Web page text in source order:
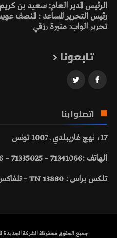
الرئيس المدير العام: سعيد بن كريم
رئيس التحرير المساعد : المنصف
تحرير الواب: منيرة رزقي
تابعونا
اتصلوا بنا
17، نهج غاريبلدي ـ 1007 تونس
الهاتف :71341066 – 71335025 – 71336386
تلكس براس : 13880 TN – تلفاكس :71336584
جميع الحقوق محفوظة الشركة الجديدة